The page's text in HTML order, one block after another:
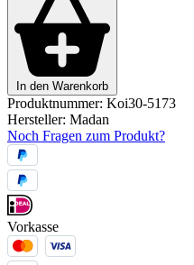
In den Warenkorb
Produktnummer: Koi30-5173
Hersteller: Madan
Noch Fragen zum Produkt?
Vorkasse